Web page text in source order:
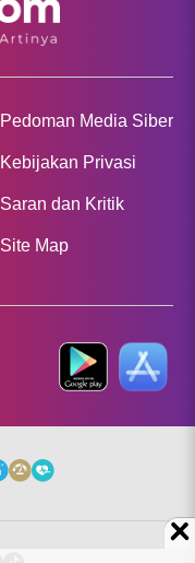
Pedoman Media Siber
Kebijakan Privasi
Saran dan Kritik
Site Map